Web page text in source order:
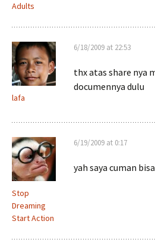
Adults
lafa
6/18/2009 at 22:53
thx atas share nya
documennya dulu
Stop
Dreaming
Start Action
6/19/2009 at 0:17
yah saya cuman